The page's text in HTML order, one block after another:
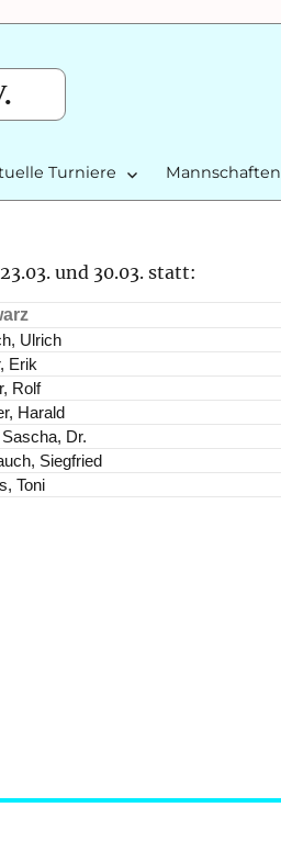
Turniere Mannschaften
und 30.03. statt:
Ulrich
Erik
Rolf
Harald
Dr.
Siegfried
Toni